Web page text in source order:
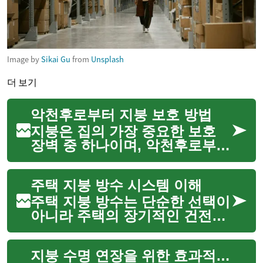
Image bySikai Gu from Unsplash
더 보기
악천후로부터 지붕 보호 방법
지붕은 집의 가장 중요한 보호
장벽 중 하나이며, 악천후로부터
내부를 안전하게 지키는 핵심적
인 역할을 합니다. 비, 눈, 강풍,
그리고 자외선은 시간이 지남에
따라 지붕에 심각한 손상을 줄
수 있으며, 이는 누...
주택 지붕 방수 시스템 이해
주택 지붕 방수는 단순한 선택이
아니라 주택의 장기적인 건전성
과 거주자의 편안함을 위해 필수
적인 요소입니다. 외부 환경으로
부터 주택 내부를 보호하는 최전
지붕 수명 연장을 위한 효과적인 방법